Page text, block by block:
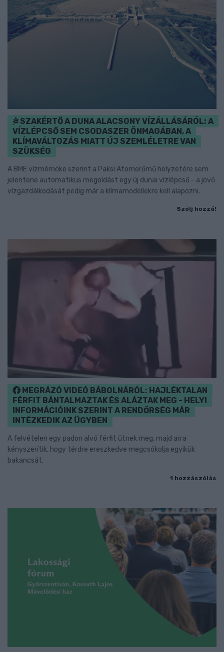
SZAKÉRTŐ A DUNA ALACSONY VÍZÁLLÁSÁRÓL: A
VÍZLÉPCSŐ SEM CSODASZER ÖNMAGÁBAN, A
KLÍMAVÁLTOZÁS MIATT ÚJ SZEMLÉLETRE VAN
SZÜKSÉG
A BME vízmérnöke szerint a Paksi Atomerőmű helyzetére sem
jelentene automatikus megoldást egy új dunai vízlépcső - a jövő
vízgazdálkodását pedig már a klímamodellekre kell alapozni.
Szólj hozzá!
MEGRÁZÓ VIDEÓ BÁBOLNÁRÓL: HAJLÉKTALAN
FÉRFIT BÁNTALMAZTAK ÉS ALÁZTAK MEG - HELYI
INFORMÁCIÓINK SZERINT A RENDŐRSÉG MÁR
INTÉZKEDIK AZ ÜGYBEN
A felvételen egy padon alvó férfit ütnek meg, majd arra
kényszerítik, hogy térdre ereszkedve megcsókolja egyikük
bakancsát.
1 hozzászólás